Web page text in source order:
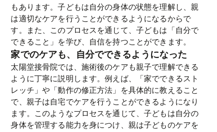
もあります。子どもは自分の身体の状態を理解し、親
は適切なケアを行うことができるようになるからで
す。また、このプロセスを通じて、子どもは「自分で
できること」を学び、自信を持つことができます。
家でのケアも、自分でできるようになった
太陽堂接骨院では、施術後のケアも親子で理解できる
ように丁寧に説明します。例えば、「家でできるスト
レッチ」や「動作の修正方法」を具体的に教えること
で、親子は自宅でケアを行うことができるようになり
ます。このようなプロセスを通じて、子どもは自分の
身体を管理する能力を身につけ、親は子どものケアを